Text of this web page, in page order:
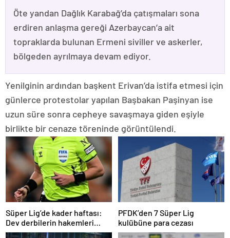
Öte yandan Dağlık Karabağ’da çatışmaları sona
erdiren anlaşma gereği Azerbaycan’a ait
topraklarda bulunan Ermeni siviller ve askerler,
bölgeden ayrılmaya devam ediyor.
Yenilginin ardından başkent Erivan’da istifa etmesi için
günlerce protestolar yapılan Başbakan Paşinyan ise
uzun süre sonra cepheye savaşmaya giden eşiyle
birlikte bir cenaze töreninde görüntülendi.
Süper Lig’de kader haftası:
Dev derbilerin hakemleri
açıklandı
PFDK’den 7 Süper Lig
kulübüne para cezası